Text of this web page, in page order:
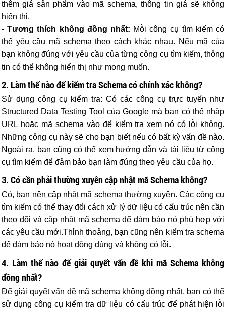
thêm giá sản phẩm vào mã schema, thông tin giá sẽ không
hiển thị.
-Tương thích không đồng nhất: Mỗi công cụ tìm kiếm có
thể yêu cầu mã schema theo cách khác nhau. Nếu mã của
bạn không đúng với yêu cầu của từng công cụ tìm kiếm, thông
tin có thể không hiển thị như mong muốn.
2. Làm thế nào để kiểm tra Schema có chính xác không?
Sử dụng công cụ kiểm tra: Có các công cụ trực tuyến như
Structured Data Testing Tool của Google mà bạn có thể nhập
URL hoặc mã schema vào để kiểm tra xem nó có lỗi không.
Những công cụ này sẽ cho bạn biết nếu có bất kỳ vấn đề nào.
Ngoài ra, bạn cũng có thể xem hướng dẫn và tài liệu từ công
cụ tìm kiếm để đảm bảo bạn làm đúng theo yêu cầu của họ.
3. Có cần phải thường xuyên cập nhật mã Schema không?
Có, bạn nên cập nhật mã schema thường xuyên. Các công cụ
tìm kiếm có thể thay đổi cách xử lý dữ liệu có cấu trúc nên cần
theo dõi và cập nhật mã schema để đảm bảo nó phù hợp với
các yêu cầu mới.Thỉnh thoảng, bạn cũng nên kiểm tra schema
để đảm bảo nó hoạt động đúng và không có lỗi.
4. Làm thế nào để giải quyết vấn đề khi mã Schema không
đồng nhất?
Để giải quyết vấn đề mã schema không đồng nhất, bạn có thể
sử dụng công cụ kiểm tra dữ liệu có cấu trúc để phát hiện lỗi